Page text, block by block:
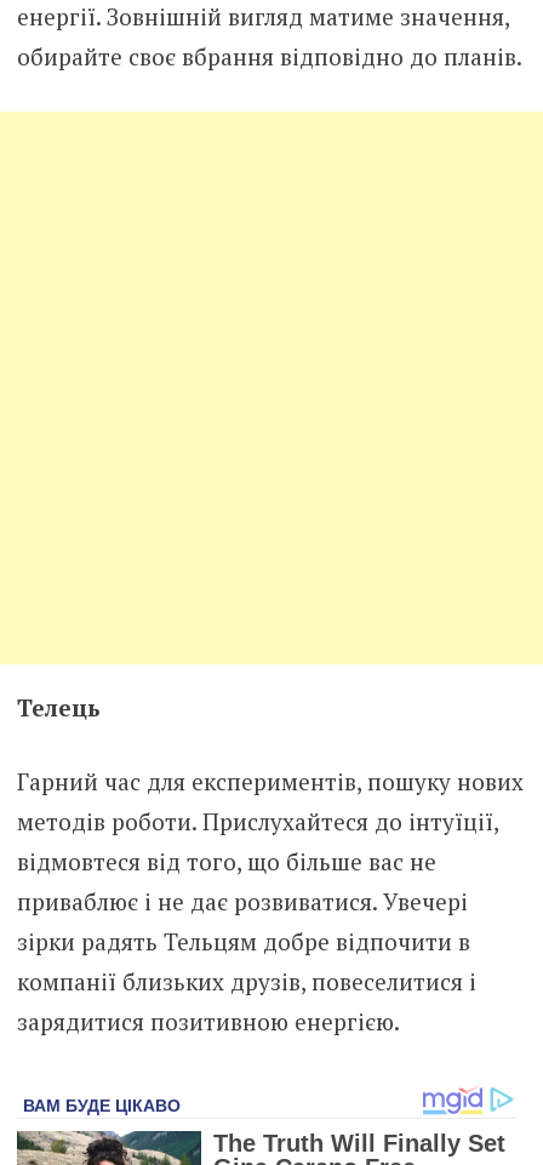
енергії. Зовнішній вигляд матиме значення,
обирайте своє вбрання відповідно до планів.
Телець
Гарний час для експериментів, пошуку нових
методів роботи. Прислухайтеся до інтуїції,
відмовтеся від того, що більше вас не
приваблює і не дає розвиватися. Увечері
зірки радять Тельцям добре відпочити в
компанії близьких друзів, повеселитися і
зарядитися позитивною енергією.